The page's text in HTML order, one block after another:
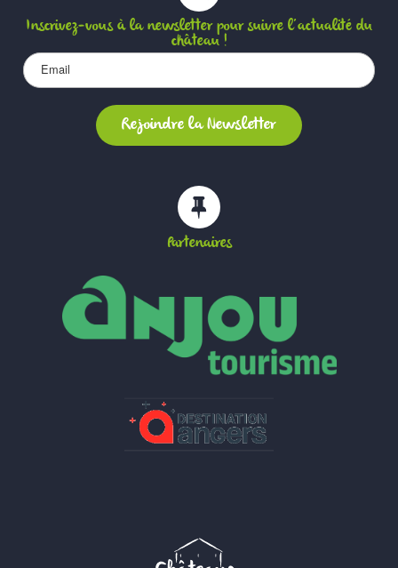
Inscrivez-vous à la newsletter pour suivre l’actualité du
château !
Partenaires